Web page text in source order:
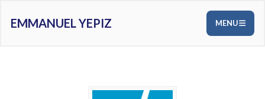
EMMANUEL YEPIZ MENU